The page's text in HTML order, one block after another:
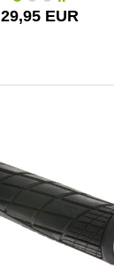
29,95 EUR